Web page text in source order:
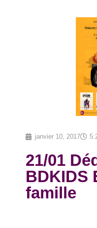
janvier 10, 2017
21/01
BDKIDS
famille